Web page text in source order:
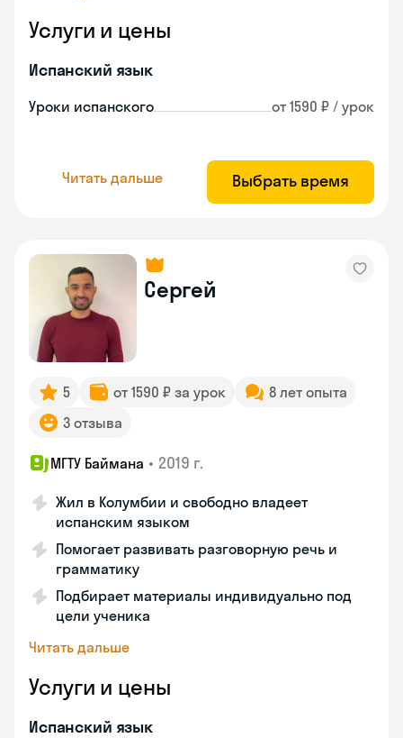
Услуги и цены
Испанский язык
Уроки испанского от 1590 ₽ / урок
Читать дальше Выбрать время
Сергей
5 от 1590 ₽ за урок
8 лет опыта
3 отзыва
МГТУ Баймана • 2019 г.
Жил в Колумбии и свободно владеет
испанским языком
Помогает развивать разговорную речь и
грамматику
Подбирает материалы индивидуально под
цели ученика
Читать дальше
Услуги и цены
Испанский язык